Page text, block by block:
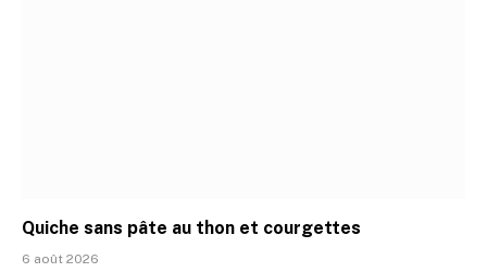
Quiche sans pâte au thon et courgettes
6 août 2026